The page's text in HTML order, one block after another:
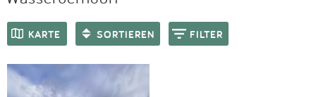
Anmelden
KARTE SORTIEREN FILTER